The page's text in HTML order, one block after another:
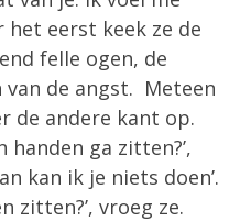
het eerst keek ze de
felle ogen, de
de angst. Meteen
de andere kant op.
ga zitten?’,
kan ik je niets doen’.
zitten?’, vroeg ze.